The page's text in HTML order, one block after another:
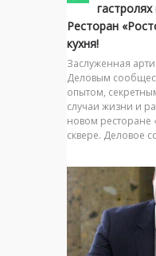
Ресторан
кухня!
Заслуженная
Деловым
опытом,
случаи жизни и
новом ресторане
сквере. Деловое